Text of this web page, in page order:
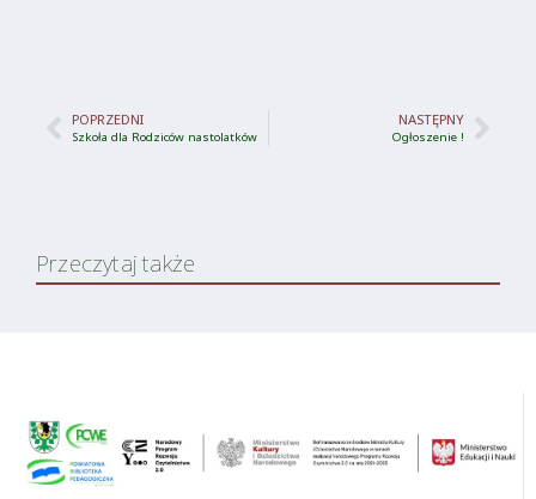
POPRZEDNI
Szkoła dla Rodziców nastolatków
NASTĘPNY
Ogłoszenie !
Przeczytaj także